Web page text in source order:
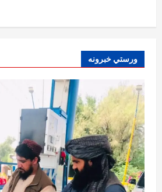
0
2
چارې په بېلابېلو برخو
sharqnewsglobal.com
0
3
آمریکا
ټرمپ : د امریکا د وسلو
دي
sharqnewsglobal.com
0
ورستي خبرونه